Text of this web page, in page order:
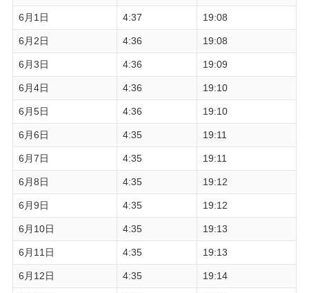
6月1日 4:37 19:08
6月2日 4:36 19:08
6月3日 4:36 19:09
6月4日 4:36 19:10
6月5日 4:36 19:10
6月6日 4:35 19:11
6月7日 4:35 19:11
6月8日 4:35 19:12
6月9日 4:35 19:12
6月10日 4:35 19:13
6月11日 4:35 19:13
6月12日 4:35 19:14